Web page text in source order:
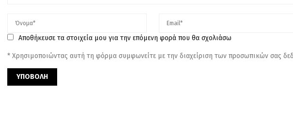
Αποθήκευσε τα στοιχεία μου για την επόμενη φορά που θα σχολιάσω
* Χρησιμοποιώντας αυτή τη φόρμα συμφωνείτε με την διαχείριση των προσωπικών σας